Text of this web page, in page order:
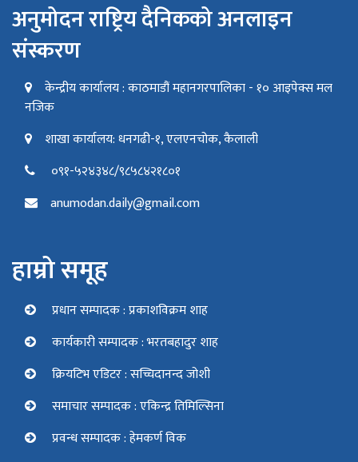
अनुमोदन राष्ट्रिय दैनिकको अनलाइन
संस्करण
केन्द्रीय कार्यालय : काठमाडौं महानगरपालिका - १० आइपेक्स मल
नजिक
शाखा कार्यालय: धनगढी-१, एलएनचोक, कैलाली
०९१-५२४३४८/९८५८४२१८०१
anumodan.daily@gmail.com
हाम्रो समूह
प्रधान सम्पादक : प्रकाशविक्रम शाह
कार्यकारी सम्पादक : भरतबहादुर शाह
क्रियटिभ एडिटर : सच्चिदानन्द जोशी
समाचार सम्पादक : एकिन्द्र तिमिल्सिना
प्रवन्ध सम्पादक : हेमकर्ण विक